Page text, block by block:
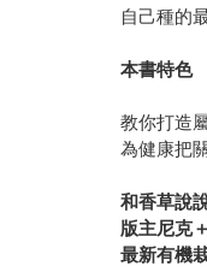
自己種的
本書特色
教你打造
為健康把
和香草說
版主尼克
最新有機